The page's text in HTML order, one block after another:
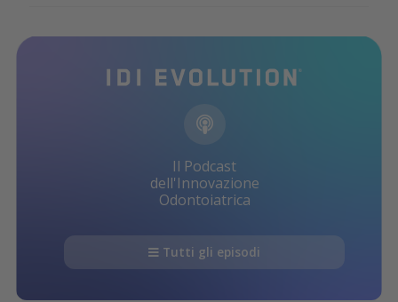
Il Podcast
dell'Innovazione
Odontoiatrica
Tutti gli episodi